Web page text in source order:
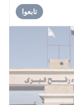
تابعوا